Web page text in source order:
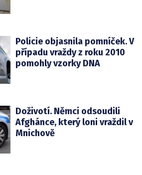
Policie objasnila pomníček. V
případu vraždy z roku 2010
pomohly vzorky DNA
Doživotí. Němci odsoudili
Afghánce, který loni vraždil v
Mnichově